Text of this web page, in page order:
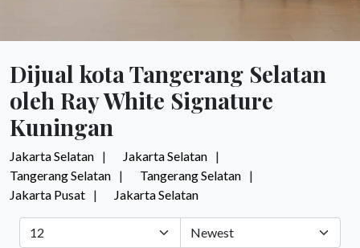
Dijual kota Tangerang Selatan
oleh Ray White Signature
Kuningan
Jakarta Selatan
Jakarta Selatan
Tangerang Selatan
Tangerang Selatan
Jakarta Pusat
Jakarta Selatan